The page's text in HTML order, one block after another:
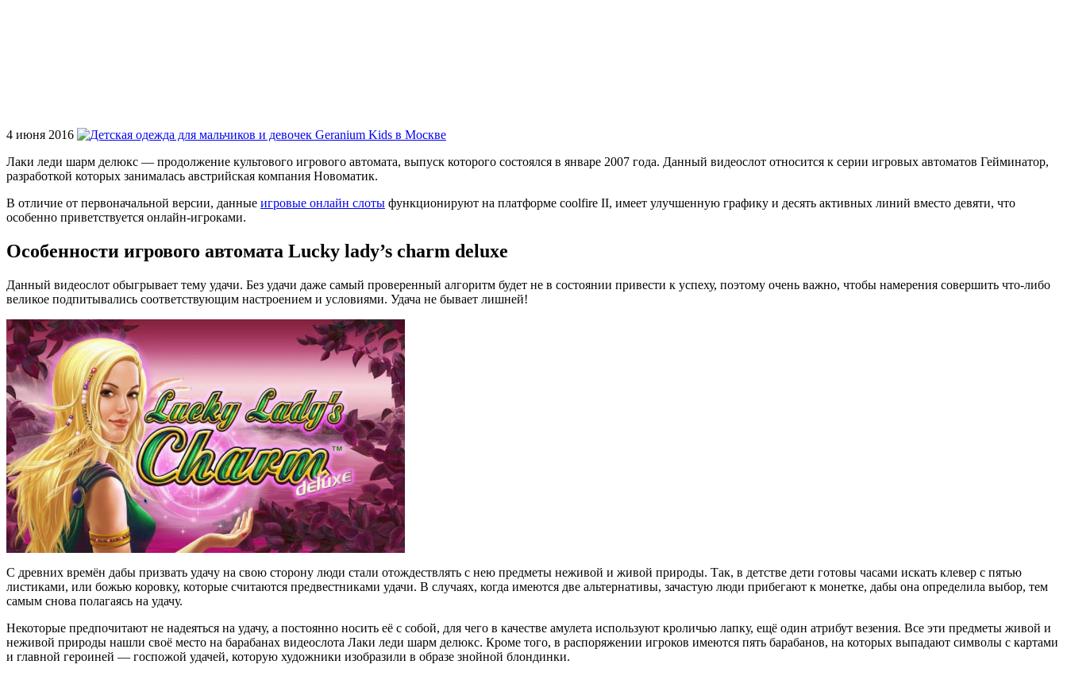
4 июня 2016
Лаки леди шарм делюкс — продолжение культового игрового автомата, выпуск которого состоялся в январе 2007 года. Данный видеослот относится к серии игровых автоматов Гейминатор,
разработкой которых занималась австрийская компания Новоматик.
В отличие от первоначальной версии, данные игровые онлайн слоты функционируют на платформе coolfire II, имеет улучшенную графику и десять активных линий вместо девяти, что
особенно приветствуется онлайн-игроками.
Особенности игрового автомата Lucky lady’s charm deluxe
Данный видеослот обыгрывает тему удачи. Без удачи даже самый проверенный алгоритм будет не в состоянии привести к успеху, поэтому очень важно, чтобы намерения совершить что-либо
великое подпитывались соответствующим настроением и условиями. Удача не бывает лишней!
С древних времён дабы призвать удачу на свою сторону люди стали отождествлять с нею предметы неживой и живой природы. Так, в детстве дети готовы часами искать клевер с пятью
листиками, или божью коровку, которые считаются предвестниками удачи. В случаях, когда имеются две альтернативы, зачастую люди прибегают к монетке, дабы она определила выбор, тем
самым снова полагаясь на удачу.
Некоторые предпочитают не надеяться на удачу, а постоянно носить её с собой, для чего в качестве амулета используют кроличью лапку, ещё один атрибут везения. Все эти предметы живой и
неживой природы нашли своё место на барабанах видеослота Лаки леди шарм делюкс. Кроме того, в распоряжении игроков имеются пять барабанов, на которых выпадают символы с картами
и главной героиней — госпожой удачей, которую художники изобразили в образе знойной блондинки.